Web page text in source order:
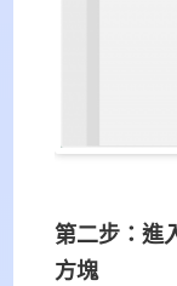
第二步：進
方塊